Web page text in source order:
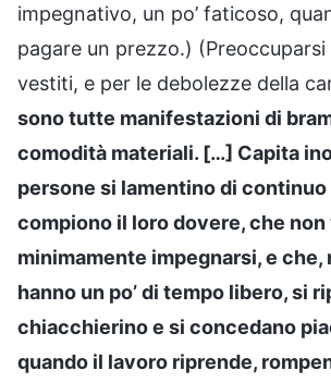
impegnativo, un po’ faticoso,
pagare un prezzo.) (Preoccuparsi
vestiti, e per le debolezze della
sono tutte manifestazioni di
comodità materiali. […] Capita
persone si lamentino di
compiono il loro dovere, che
minimamente impegnarsi, e che,
hanno un po’ di tempo libero, si
chiacchierino e si concedano
quando il lavoro riprende,